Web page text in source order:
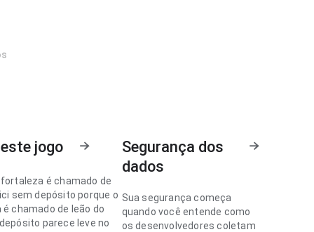
jogo
é chamado de
sem depósito porque o
chamado de leão do
parece leve no
Segurança dos
dados
Sua segurança começa
quando você entende como
os desenvolvedores coletam